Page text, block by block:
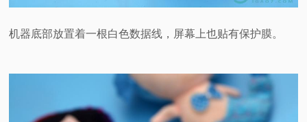
机器底部放置着一根白色数据线，屏幕上也贴有保护膜。